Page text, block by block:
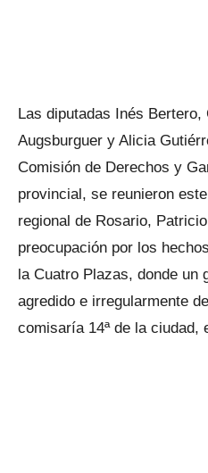
Las diputadas Inés
Augsburguer y Alicia
Comisión de Derechos y
provincial, se reunieron
regional de Rosario,
preocupación por los
la Cuatro Plazas, donde un
agredido e irregularmente
comisaría 14ª de la ciudad,